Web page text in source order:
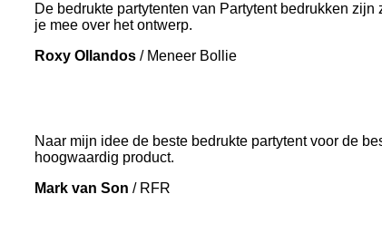
De bedrukte partytenten van Partytent bedrukken
je mee over het ontwerp.
Roxy Ollandos / Meneer Bollie
Naar mijn idee de beste bedrukte partytent voor de
hoogwaardig product.
Mark van Son / RFR